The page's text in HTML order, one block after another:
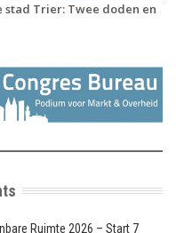
Trier: Twee doden en
Ruimte 2026 – Start 7